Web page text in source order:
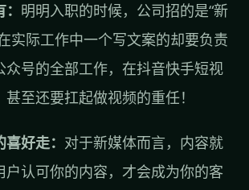
明明入职的时候，公司招的是“新
实际工作中一个写文案的却要负责
众号的全部工作，在抖音快手短视
至还要扛起做视频的重任！
好走： 对于新媒体而言，内容就
户认可你的内容，才会成为你的客